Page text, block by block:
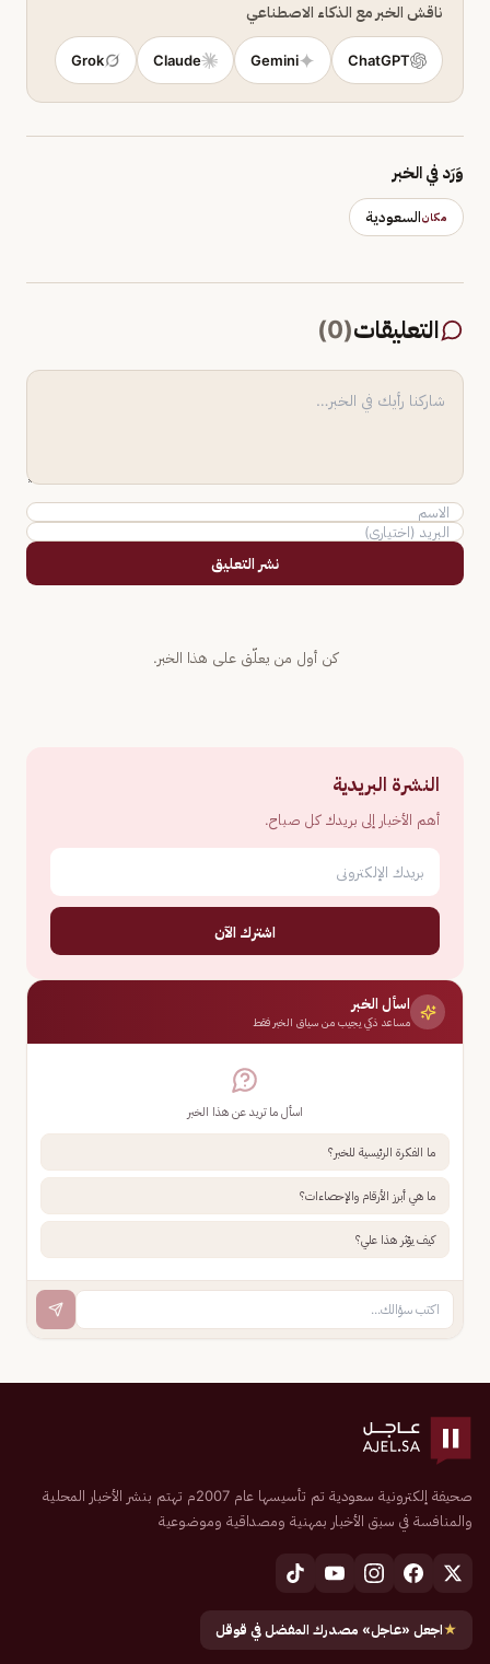
ناقش الخبر مع الذكاء الاصطناعي
ChatGPT
Gemini
Claude
Grok
وَرَد في الخبر
مكانالسعودية
التعليقات(
0
)
نشر التعليق
كن أول من يعلّق على هذا الخبر.
النشرة البريدية
أهم الأخبار إلى بريدك كل صباح.
اشترك الآن
اسأل الخبر
مساعد ذكي يجيب من سياق الخبر فقط
اسأل ما تريد عن هذا الخبر
ما الفكرة الرئيسية للخبر؟
ما هي أبرز الأرقام والإحصاءات؟
كيف يؤثر هذا علي؟
صحيفة إلكترونية سعودية تم تأسيسها عام 2007م تهتم بنشر الأخبار المحلية
والمنافسة في سبق الأخبار بمهنية ومصداقية وموضوعية
★اجعل «عاجل» مصدرك المفضل في قوقل